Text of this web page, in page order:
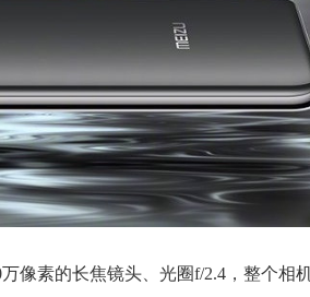
像素的长焦镜头、光圈f/2.4，整个相